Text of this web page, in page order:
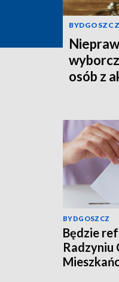
BYDGOSZCZ
osób z
BYDGOSZCZ
Będzie
Radzyniu